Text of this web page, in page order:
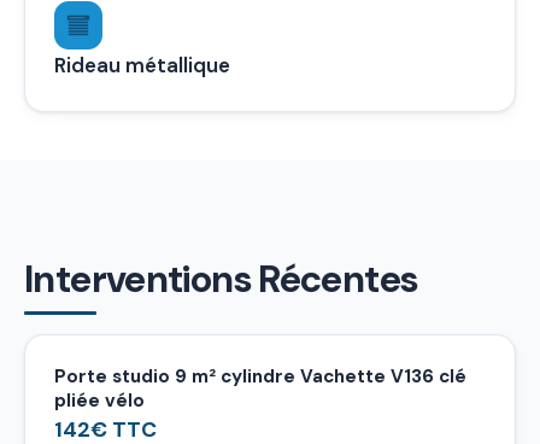
Rideau métallique
Interventions Récentes
Porte studio 9 m² cylindre Vachette V136 clé
pliée vélo
142€ TTC